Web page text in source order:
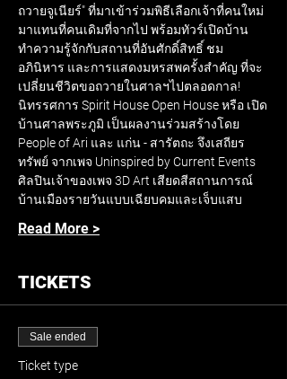
ถวายจูเนียร์" ที่มาเข้าร่วมพิธีเลือกเจ้าที่คนใหม่
มาแทนที่คนเดิมที่จากไป พร้อมทัวร์เปิดบ้าน
ทำความรู้จักกับสถานที่อันศักดิ์สิทธิ์ ชม
อภินิหาร และการแสดงมหรสพครั้งสำคัญ ที่จะ
เปลี่ยนชีวิตขอถวายในศาลฯไปตลอดกาล!
นิทรรศการ Spirit House Open House หรือ เปิด
บ้านศาลพระภูมิ เป็นผลงานร่วมสร้างโดย
People of Ari และ แก่น - สารัตถะ จึงเสถียร
ทรัพย์ จากเพจ Uninspired by Current Events
ศิลปินเจ้าของเพจ 3D Art เสียดสีสถานการณ์
บ้านเมืองรายวันแบบเฉียบคมและเจ็บแสบ
Read More >
TICKETS
Sale ended
Ticket type